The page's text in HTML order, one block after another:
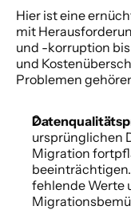
Hier ist eine
mit
und -korruption
und
Problemen
ursprünglichen
Migration
fehlende Werte